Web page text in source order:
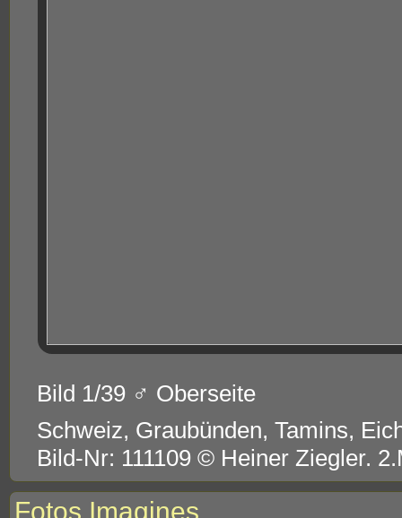
Bild 1/39 ♂ Oberseite
Schweiz, Graubünden, Tamins,
Bild-Nr: 111109 © Heiner Ziegler.
Fotos Imagines